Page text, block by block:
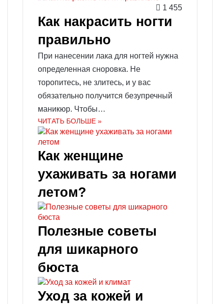
1 455
Как накрасить ногти
правильно
При нанесении лака для ногтей нужна
определенная сноровка. Не
торопитесь, не злитесь, и у вас
обязательно получится безупречный
маникюр. Чтобы…
ЧИТАТЬ БОЛЬШЕ »
Как женщине
ухаживать за ногами
летом?
Полезные советы
для шикарного
бюста
Уход за кожей и